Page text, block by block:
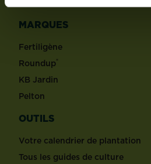
MARQUES
Fertiligène
Roundup®
KB Jardin
Pelton
OUTILS
Votre calendrier de plantation
Tous les guides de culture